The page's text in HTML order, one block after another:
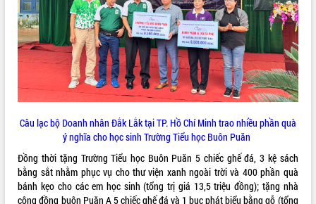
Lễ truy tặng danh hiệu “Bà Mẹ Việt
Nam Anh hùng” và trao Huân chương
UBND tỉnh Đắk Lắk triển khai nhiệm
Kỳ họp thứ Hai, Hội đồng nhân dân
tỉnh khóa XI quyết nghị nhiều nội dung
quan trọng
Bí thư Tỉnh ủy Lương Nguyễn Minh
Triết thăm, tặng quà người có công với
cách mạng
ALBUM ẢNH
Câu lạc bộ Doanh nhân Đắk Lắk tại TP. Hồ Chí Minh trao nhiều phần quà
ý nghĩa cho học sinh Trường Tiểu học Buôn Puăn
Đồng thời tặng Trường Tiểu học Buôn Puăn 5 chiếc ghế đá, 3 kệ sách
bằng sắt nhằm phục vụ cho thư viện xanh ngoài trời và 400 phần quà
bánh kẹo cho các em học sinh (tổng trị giá 13,5 triệu đồng); tặng nhà
cộng đồng buôn Puăn A 5 chiếc ghế đá và 1 bục phát biểu bằng gỗ (tổng